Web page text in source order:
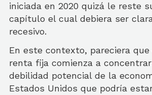
iniciada en 2020 quizá le reste
capítulo el cual debiera ser
recesivo.
En este contexto, pareciera
renta fija comienza a
debilidad potencial de la
Estados Unidos que podría